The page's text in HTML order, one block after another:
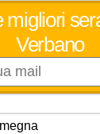
Verbano